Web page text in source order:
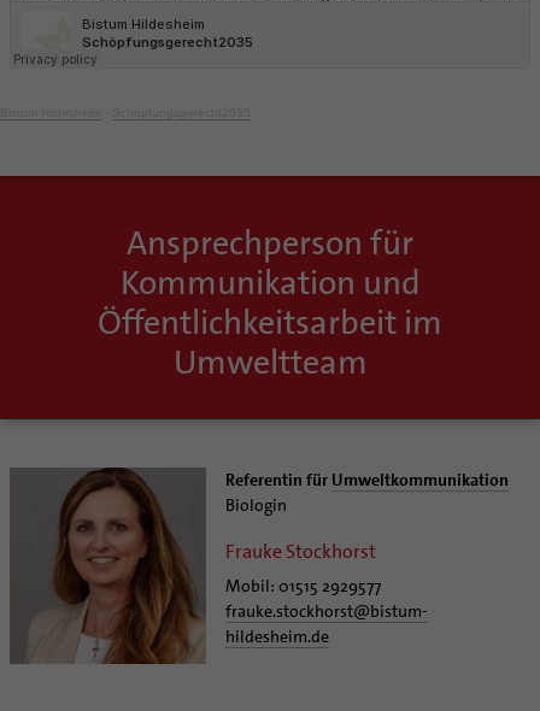
Ansprechperson für
Kommunikation und
Öffentlichkeitsarbeit im
Umweltteam
Referentin für Umweltkommunikation
Biologin
Frauke Stockhorst
Mobil: 01515 2929577
frauke.stockhorst@bistum-
hildesheim.de